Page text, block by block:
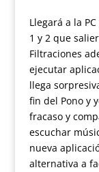
Llegará a la
1 y 2 que
Filtraciones
ejecutar
llega
fin del Pono y
fracaso y
escuchar
nueva
alternativa a